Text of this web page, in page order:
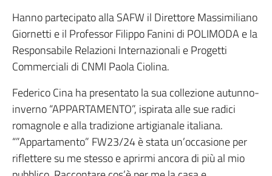
Hanno partecipato alla SAFW il Direttore Massimiliano
Giornetti e il Professor Filippo Fanini di POLIMODA e la
Responsabile Relazioni Internazionali e Progetti
Commerciali di CNMI Paola Ciolina.
Federico Cina ha presentato la sua collezione autunno-
inverno “APPARTAMENTO”, ispirata alle sue radici
romagnole e alla tradizione artigianale italiana.
“”Appartamento” FW23/24 è stata un’occasione per
riflettere su me stesso e aprirmi ancora di più al mio